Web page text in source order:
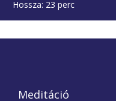
Hossza: 23 perc
Meditáció